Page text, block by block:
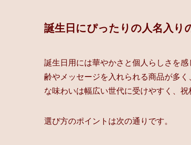
誕生日にぴったりの人名入り
誕生日用には華やかさと個人らしさを
齢やメッセージを入れられる商品が多
な味わいは幅広い世代に受けやすく、祝
選び方のポイントは次の通りです。